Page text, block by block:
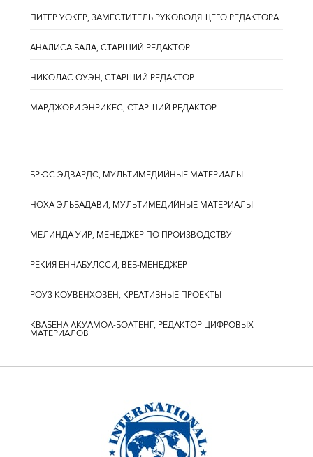
ПИТЕР УОКЕР, ЗАМЕСТИТЕЛЬ РУКОВОДЯЩЕГО РЕДАКТОРА
АНАЛИСА БАЛА, СТАРШИЙ РЕДАКТОР
НИКОЛАС ОУЭН, СТАРШИЙ РЕДАКТОР
МАРДЖОРИ ЭНРИКЕС, СТАРШИЙ РЕДАКТОР
БРЮС ЭДВАРДС, МУЛЬТИМЕДИЙНЫЕ МАТЕРИАЛЫ
НОХА ЭЛЬБАДАВИ, МУЛЬТИМЕДИЙНЫЕ МАТЕРИАЛЫ
МЕЛИНДА УИР, МЕНЕДЖЕР ПО ПРОИЗВОДСТВУ
РЕКИЯ ЕННАБУЛССИ, ВЕБ-МЕНЕДЖЕР
РОУЗ КОУВЕНХОВЕН, КРЕАТИВНЫЕ ПРОЕКТЫ
КВАБЕНА АКУАМОА-БОАТЕНГ, РЕДАКТОР ЦИФРОВЫХ
МАТЕРИАЛОВ